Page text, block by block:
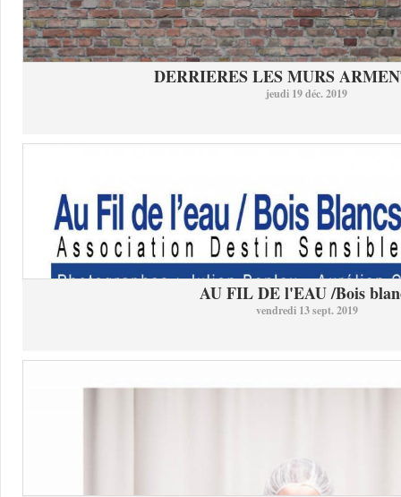
DERRIERES LES MURS
jeudi 19 déc. 2019
AU FIL DE l'EAU /Bois
vendredi 13 sept. 2019